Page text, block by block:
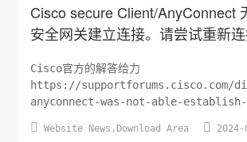
Cisco secure Client/AnyConnect
安全网关建立连接。请尝试重新
Cisco官方的解答给力
https://supportforums.cisco.com/
anyconnect-was-not-able-
图中的Internet Connection
 Website News , Download Area  2024-